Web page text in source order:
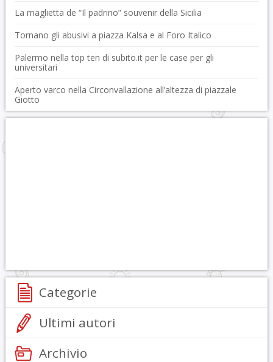
La maglietta de “Il padrino” souvenir della Sicilia
Tornano gli abusivi a piazza Kalsa e al Foro Italico
Palermo nella top ten di subito.it per le case per gli
universitari
Aperto varco nella Circonvallazione all’altezza di piazzale
Giotto
Categorie
Ultimi autori
Archivio